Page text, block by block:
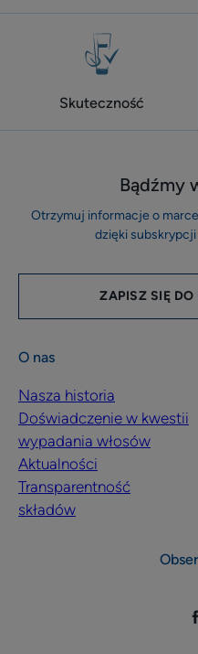
Skuteczność
Bądźmy
Otrzymuj informacje o
dzięki
ZAPISZ SIĘ DO
O nas
Nasza historia
Doświadczenie w kwestii
wypadania włosów
Aktualności
Transparentność
składów